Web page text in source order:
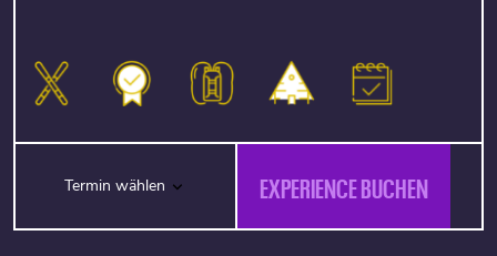
Termin wählen EXPERIENCE BUCHEN